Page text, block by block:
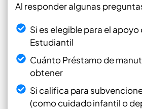
Al responder algunas
Si es elegible para el
Estudiantil
Cuánto Préstamo de
obtener
Si califica para
(como cuidado infantil o